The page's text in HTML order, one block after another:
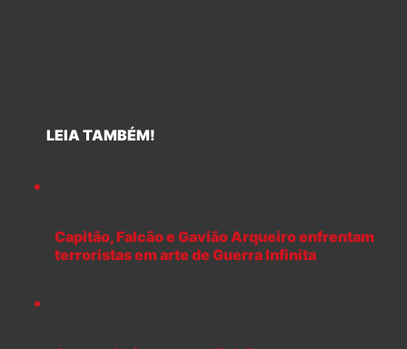
LEIA TAMBÉM!
Capitão, Falcão e Gavião Arqueiro enfrentam
terroristas em arte de Guerra Infinita